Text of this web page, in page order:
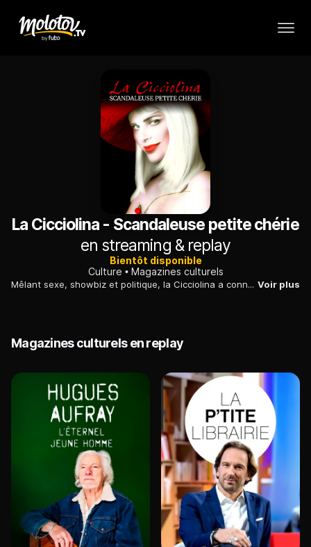
La Cicciolina - Scandaleuse petite chérie
en streaming & replay
Bientôt disponible
Culture
Magazines culturels
Mêlant sexe, showbiz et politique, la Cicciolina a connu une ascension fulgurante en Italie, devenant le porte-étendard d'un féminisme libertin et libéral. Voir plus
Magazines culturels en replay